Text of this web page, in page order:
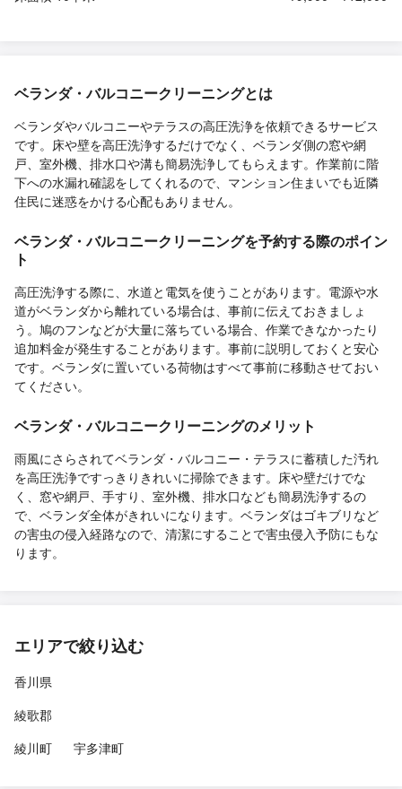
ベランダ・バルコニークリーニングとは
ベランダやバルコニーやテラスの高圧洗浄を依頼できるサービス
です。床や壁を高圧洗浄するだけでなく、ベランダ側の窓や網
戸、室外機、排水口や溝も簡易洗浄してもらえます。作業前に階
下への水漏れ確認をしてくれるので、マンション住まいでも近隣
住民に迷惑をかける心配もありません。
ベランダ・バルコニークリーニングを予約する際のポイン
ト
高圧洗浄する際に、水道と電気を使うことがあります。電源や水
道がベランダから離れている場合は、事前に伝えておきましょ
う。鳩のフンなどが大量に落ちている場合、作業できなかったり
追加料金が発生することがあります。事前に説明しておくと安心
です。ベランダに置いている荷物はすべて事前に移動させておい
てください。
ベランダ・バルコニークリーニングのメリット
雨風にさらされてベランダ・バルコニー・テラスに蓄積した汚れ
を高圧洗浄ですっきりきれいに掃除できます。床や壁だけでな
く、窓や網戸、手すり、室外機、排水口なども簡易洗浄するの
で、ベランダ全体がきれいになります。ベランダはゴキブリなど
の害虫の侵入経路なので、清潔にすることで害虫侵入予防にもな
ります。
エリアで絞り込む
香川県
綾歌郡
綾川町
宇多津町